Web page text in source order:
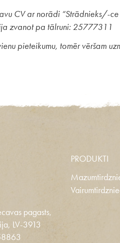
CV ar norādi “Strādnieks/-
zvanot pa tālruni: 25777311
pieteikumu, tomēr vēršam
pagasts,
LV-3913
PRODUKTI